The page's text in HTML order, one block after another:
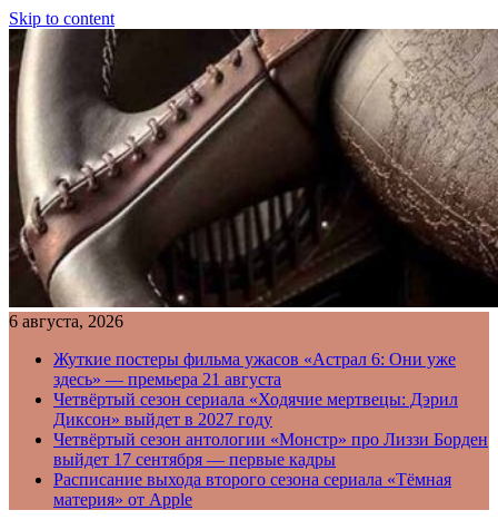
Skip to content
6 августа, 2026
Жуткие постеры фильма ужасов «Астрал 6: Они уже
здесь» — премьера 21 августа
Четвёртый сезон сериала «Ходячие мертвецы: Дэрил
Диксон» выйдет в 2027 году
Четвёртый сезон антологии «Монстр» про Лиззи Борден
выйдет 17 сентября — первые кадры
Расписание выхода второго сезона сериала «Тёмная
материя» от Apple